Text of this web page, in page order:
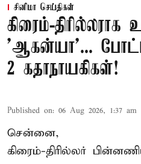
சினிமா செய்திகள்
கிரைம்-திரில்லராக
'ஆகன்யா'...
2 கதாநாயகிகள்!
Published on: 06 Aug 2026, 1:37 am
சென்னை,
கிரைம்-திரில்லர்